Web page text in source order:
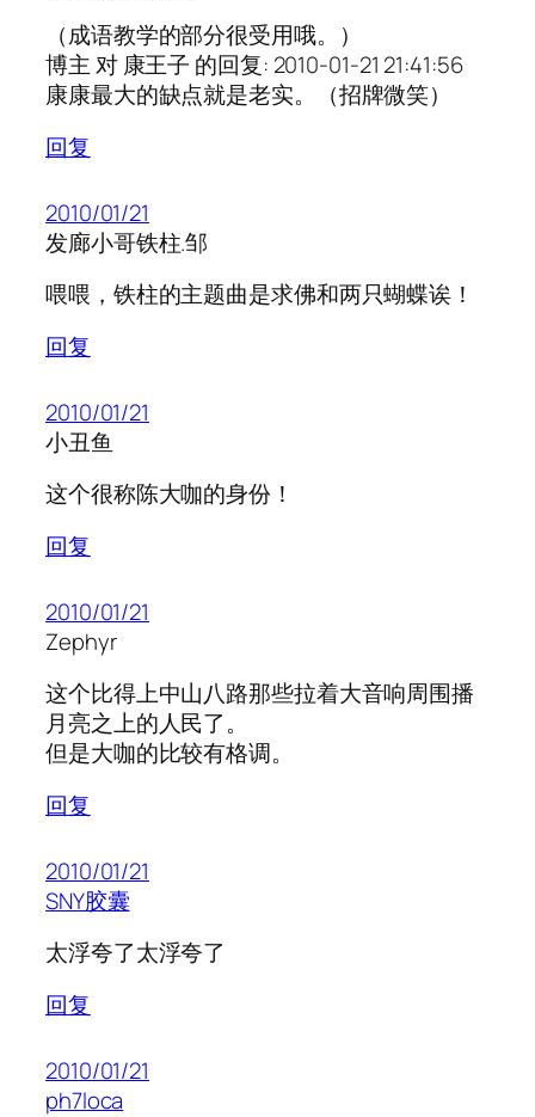
（成语教学的部分很受用哦。）
博主 对 康王子 的回复: 2010-01-21 21:41:56
康康最大的缺点就是老实。（招牌微笑）
回复
2010/01/21
发廊小哥铁柱.邹
喂喂，铁柱的主题曲是求佛和两只蝴蝶诶！
回复
2010/01/21
小丑鱼
这个很称陈大咖的身份！
回复
2010/01/21
Zephyr
这个比得上中山八路那些拉着大音响周围播
月亮之上的人民了。
但是大咖的比较有格调。
回复
2010/01/21
SNY胶囊
太浮夸了太浮夸了
回复
2010/01/21
ph7loca